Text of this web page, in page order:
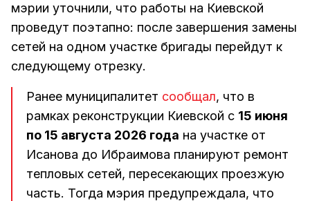
мэрии уточнили, что работы на Киевской
проведут поэтапно: после завершения замены
сетей на одном участке бригады перейдут к
следующему отрезку.
Ранее муниципалитет сообщал, что в
рамках реконструкции Киевской с 15 июня
по 15 августа 2026 года на участке от
Исанова до Ибраимова планируют ремонт
тепловых сетей, пересекающих проезжую
часть. Тогда мэрия предупреждала, что